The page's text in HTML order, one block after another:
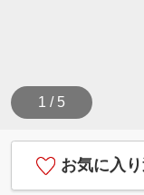
1 / 5
お気に入